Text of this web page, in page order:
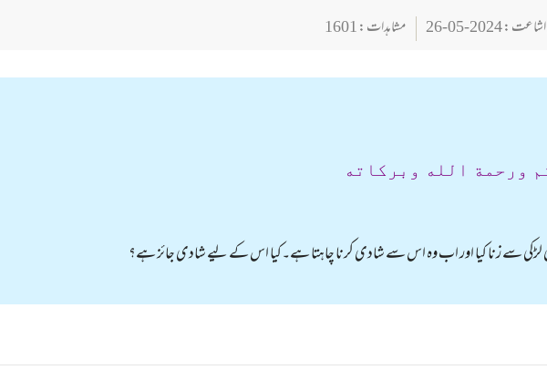
: 2024-05-26 مشاہدات : 1601
ورحمة الله وبركاته
سے زنا کیا اور اب وہ اس سے شادی کرنا چاہتا ہے۔کیا اس کے لیے شادی جائز ہے؟